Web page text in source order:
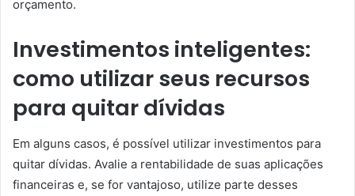
orçamento.
Investimentos inteligentes:
como utilizar seus recursos
para quitar dívidas
Em alguns casos, é possível utilizar investimentos para
quitar dívidas. Avalie a rentabilidade de suas aplicações
financeiras e, se for vantajoso, utilize parte desses